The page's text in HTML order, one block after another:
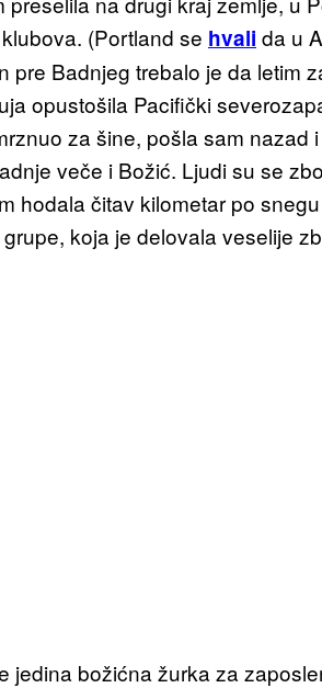
(Portland se hvali da u
Badnjeg trebalo je da letim
opustošila Pacifički
za šine, pošla sam nazad
veče i Božić. Ljudi su se
hodala čitav kilometar po
koja je delovala veselije
jedina božićna žurka za